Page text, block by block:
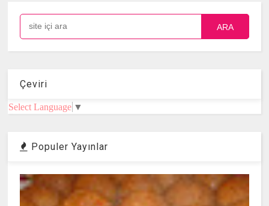
ARA
Çeviri
Select Language ▼
Populer Yayınlar